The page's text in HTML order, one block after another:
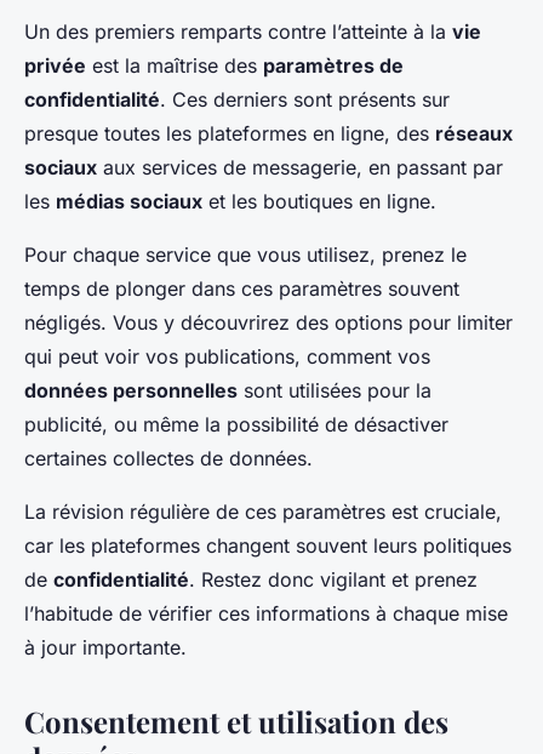
Un des premiers remparts contre l’atteinte à la vie
privée est la maîtrise des paramètres de
confidentialité. Ces derniers sont présents sur
presque toutes les plateformes en ligne, des réseaux
sociaux aux services de messagerie, en passant par
les médias sociaux et les boutiques en ligne.
Pour chaque service que vous utilisez, prenez le
temps de plonger dans ces paramètres souvent
négligés. Vous y découvrirez des options pour limiter
qui peut voir vos publications, comment vos
données personnelles sont utilisées pour la
publicité, ou même la possibilité de désactiver
certaines collectes de données.
La révision régulière de ces paramètres est cruciale,
car les plateformes changent souvent leurs politiques
de confidentialité. Restez donc vigilant et prenez
l’habitude de vérifier ces informations à chaque mise
à jour importante.
Consentement et utilisation des